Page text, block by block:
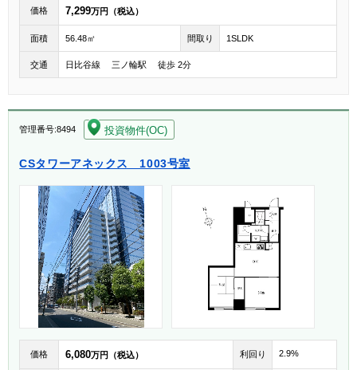
価格 7,299万円（税込）
面積 56.48㎡ 間取り 1SLDK
交通 日比谷線 三ノ輪駅 徒歩 2分
管理番号:8494 投資物件(OC)
CSタワーアネックス 1003号室
価格 6,080万円（税込） 利回り 2.9%
[004]